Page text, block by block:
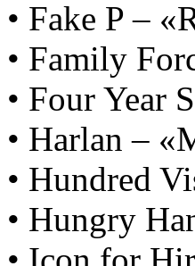
• Fake P –
• Family
• Four Year
• Harlan –
• Hundred
• Hungry